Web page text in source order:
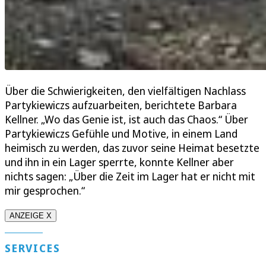
Über die Schwierigkeiten, den vielfältigen Nachlass
Partykiewiczs aufzuarbeiten, berichtete Barbara
Kellner. „Wo das Genie ist, ist auch das Chaos.“ Über
Partykiewiczs Gefühle und Motive, in einem Land
heimisch zu werden, das zuvor seine Heimat besetzte
und ihn in ein Lager sperrte, konnte Kellner aber
nichts sagen: „Über die Zeit im Lager hat er nicht mit
mir gesprochen.“
ANZEIGE X
SERVICES